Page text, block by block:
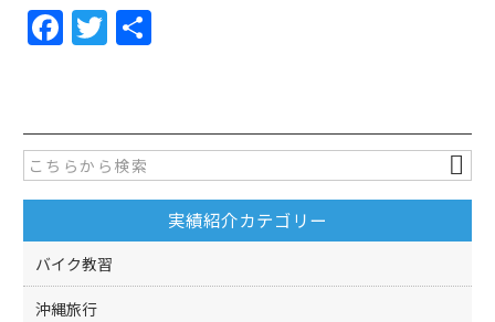
F
a
e
b
o
o
k
T
w
er
実績紹介カテゴリー
バイク教習
沖縄旅行